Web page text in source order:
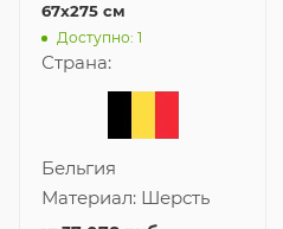
67x275 см
Доступно: 1
Страна:
Бельгия
Материал: Шерсть